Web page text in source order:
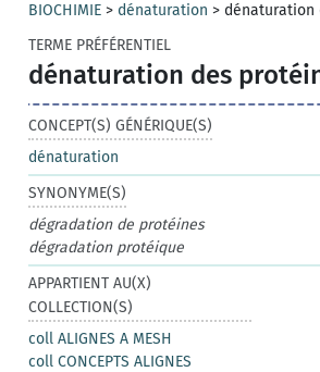
BIOCHIMIE > dénaturation > dénaturation
TERME PRÉFÉRENTIEL
dénaturation des
CONCEPT(S) GÉNÉRIQUE(S)
dénaturation
SYNONYME(S)
dégradation de protéines
dégradation protéique
APPARTIENT AU(X)
COLLECTION(S)
coll ALIGNES A MESH
coll CONCEPTS ALIGNES